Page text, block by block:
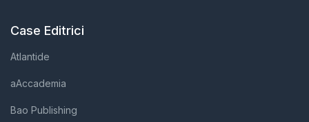
Case Editrici
Atlantide
aAccademia
Bao Publishing